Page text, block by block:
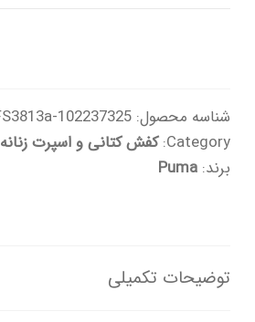
شناسه محصول:102237325-FS3813a
Category: کفش کتانی و اسپرت زنانه
برند:Puma
توضیحات تکمیلی